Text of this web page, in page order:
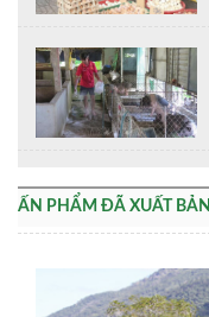
ẤN PHẨM ĐÃ XUẤT BẢN